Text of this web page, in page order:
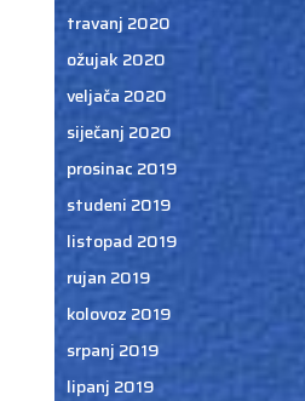
travanj 2020
ožujak 2020
veljača 2020
siječanj 2020
prosinac 2019
studeni 2019
listopad 2019
rujan 2019
kolovoz 2019
srpanj 2019
lipanj 2019